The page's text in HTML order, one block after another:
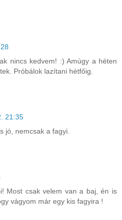
nincs kedvem! :) Amúgy a héten
Próbálok lazítani hétfőig.
21:35
jó, nemcsak a fagyi.
Most csak velem van a baj, én is
vágyom már egy kis fagyira !